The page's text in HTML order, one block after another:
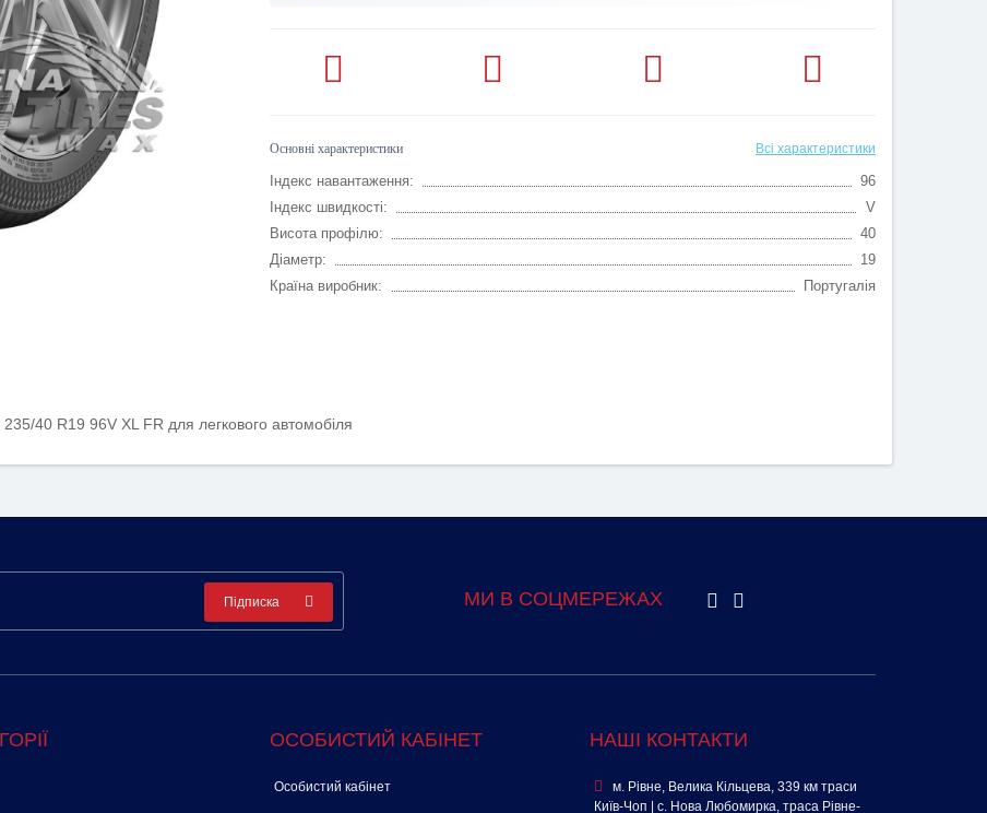
Основні характеристики Всі характеристики
Індекс навантаження:
96
Індекс швидкості:
V
Висота профілю:
40
Діаметр:
19
Країна виробник:
Португалія
40 R19 96V XL FR для легкового автомобіля
Підписка МИ В СОЦМЕРЕЖАХ
ОСОБИСТИЙ КАБІНЕТ
Особистий кабінет
НАШІ КОНТАКТИ
м. Рівне, Велика Кільцева, 339 км траси
Київ-Чоп | с. Нова Любомирка, траса Рівне-